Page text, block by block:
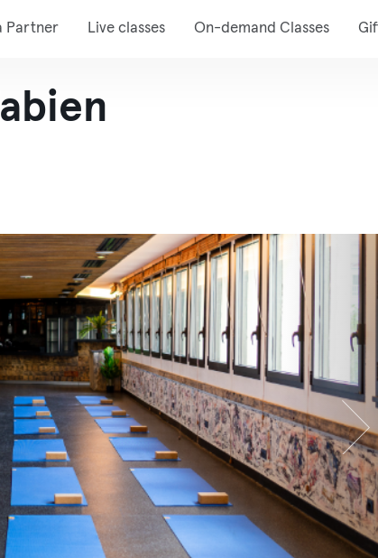
Partner Live classes On-demand Classes